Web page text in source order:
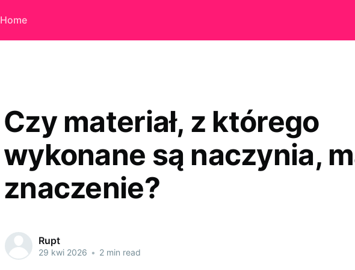
Home
Czy materiał, z którego
wykonane są naczynia,
znaczenie?
Rupt
29 kwi 2026 • 2 min read